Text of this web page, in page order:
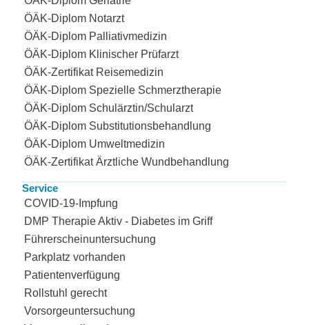
ÖÄK-Diplom Notarzt
ÖÄK-Diplom Palliativmedizin
ÖÄK-Diplom Klinischer Prüfarzt
ÖÄK-Zertifikat Reisemedizin
ÖÄK-Diplom Spezielle Schmerztherapie
ÖÄK-Diplom Schulärztin/Schularzt
ÖÄK-Diplom Substitutionsbehandlung
ÖÄK-Diplom Umweltmedizin
ÖÄK-Zertifikat Ärztliche Wundbehandlung
Service
COVID-19-Impfung
DMP Therapie Aktiv - Diabetes im Griff
Führerscheinuntersuchung
Parkplatz vorhanden
Patientenverfügung
Rollstuhl gerecht
Vorsorgeuntersuchung